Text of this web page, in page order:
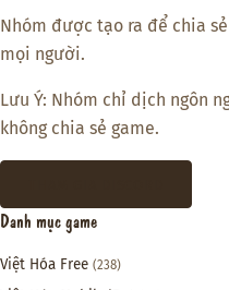
Nhóm được tạo ra để chia
mọi người.
Lưu Ý: Nhóm chỉ dịch ngôn
không chia sẻ game.
Danh mục game
Việt Hóa Free (238)